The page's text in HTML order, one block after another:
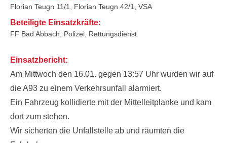
Florian Teugn 11/1, Florian Teugn 42/1, VSA
Beteiligte Einsatzkräfte:
FF Bad Abbach, Polizei, Rettungsdienst
Einsatzbericht:
Am Mittwoch den 16.01. gegen 13:57 Uhr wurden wir auf
die A93 zu einem Verkehrsunfall alarmiert.
Ein Fahrzeug kollidierte mit der Mittelleitplanke und kam
dort zum stehen.
Wir sicherten die Unfallstelle ab und räumten die